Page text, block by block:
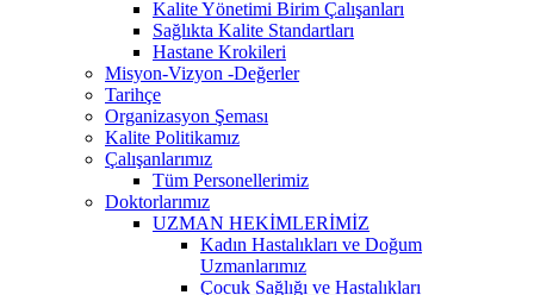
Kalite Yönetimi Birim Çalışanları
Sağlıkta Kalite Standartları
Hastane Krokileri
Misyon-Vizyon -Değerler
Tarihçe
Organizasyon Şeması
Kalite Politikamız
Çalışanlarımız
Tüm Personellerimiz
Doktorlarımız
UZMAN HEKİMLERİMİZ
Kadın Hastalıkları ve Doğum
Uzmanlarımız
Çocuk Sağlığı ve Hastalıkları